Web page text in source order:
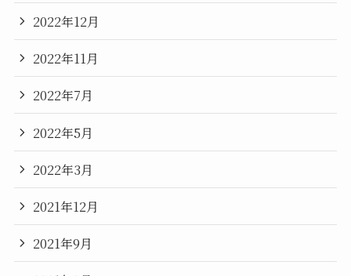
2022年12月
2022年11月
2022年7月
2022年5月
2022年3月
2021年12月
2021年9月